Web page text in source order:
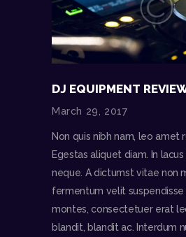
DJ EQUIPMENT
March 29, 2017
Non quis nibh nam, leo amet
Egestas aliquet diam. In
neque. A dictumst vitae non
fermentum velit suspendisse
montes, consectetuer erat
blandit, blandit ac. Interdum